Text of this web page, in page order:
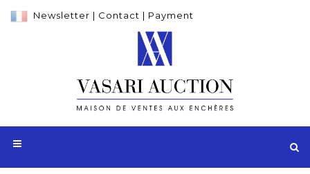
Newsletter | Contact | Payment